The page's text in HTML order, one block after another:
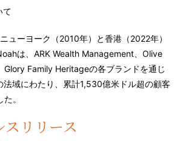
て
ューヨーク（2010年）と香港（2022年）
は、ARK Wealth Management、Olive
Family Heritageの各ブランドを通じ
域にわたり、累計1,530億米ドル超の顧客
。
スリリース